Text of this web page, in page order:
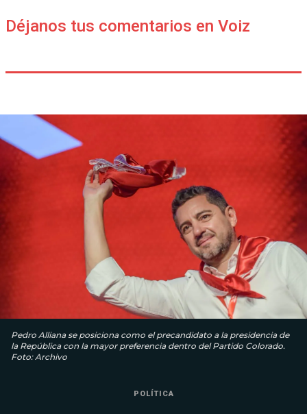
Déjanos tus comentarios en Voiz
Pedro Alliana se posiciona como el precandidato a la presidencia de
la República con la mayor preferencia dentro del Partido Colorado.
Foto: Archivo
POLÍTICA